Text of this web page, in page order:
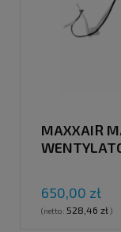
MAXXAIR
650,00 zł
(netto: 528,46 zł)